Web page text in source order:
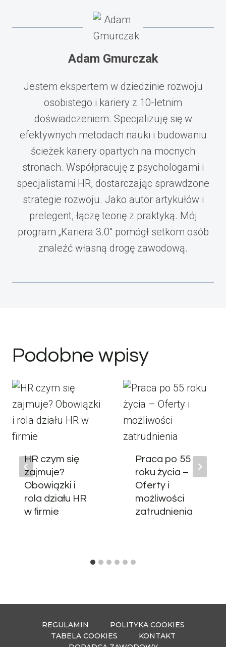
Adam Gmurczak
Jestem ekspertem w dziedzinie rozwoju
osobistego i kariery z 10-letnim
doświadczeniem. Specjalizuję się w
efektywnych metodach nauki i budowaniu
ścieżek kariery opartych na mocnych
stronach. Współpracuję z psychologami i
specjalistami HR, dostarczając sprawdzone
strategie rozwoju. Jako autor artykułów i
prelegent, łączę teorię z praktyką. Mój
program „Kariera 3.0" pomógł setkom osób
znaleźć własną drogę zawodową.
Podobne wpisy
HR czym się
zajmuje?
Obowiązki i
rola działu HR
w firmie
Praca po 55
roku życia –
Oferty i
możliwości
zatrudnienia
REGULAMIN
POLITYKA COOKIES
TABELA COOKIES
KONTAKT